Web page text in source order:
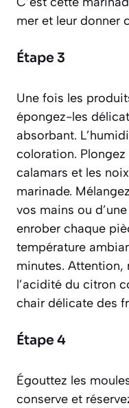
mer et leur donner
Étape 3
Une fois les
épongez-les
absorbant.
coloration.
calamars et les
marinade.
vos mains ou
enrober chaque
température
minutes. Attention,
l’acidité du citron
chair délicate des
Étape 4
Égouttez les
conserve et